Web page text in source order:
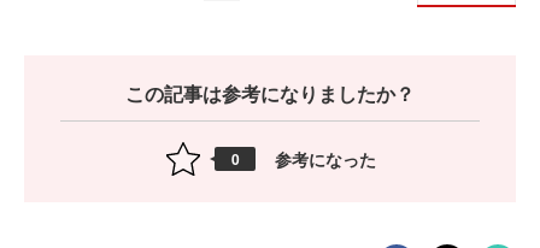
この記事は参考になりましたか？
0 参考になった